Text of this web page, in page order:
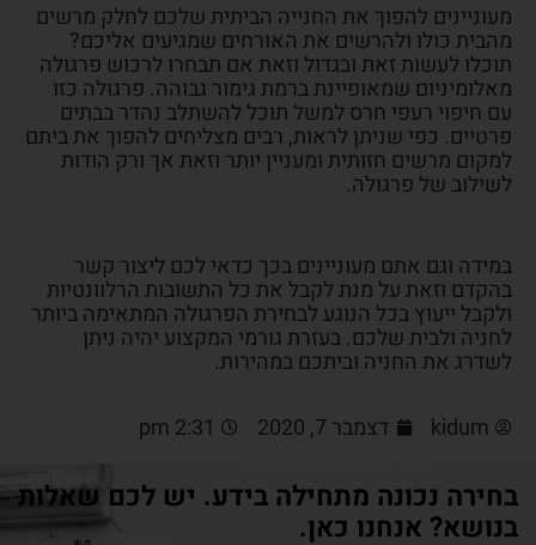
מעוניינים להפוך את החנייה הביתית שלכם לחלק מרשים
מהבית כולו ולהרשים את האורחים שמגיעים אליכם?
תוכלו לעשות זאת ובגדול וזאת אם תבחרו לרכוש פרגולה
מאלומיניום שמאופיינת ברמת גימור גבוהה. פרגולה כזו
עם חיפוי רעפי חרס למשל תוכל להשתלב נהדר בבתים
פרטיים. כפי שניתן לראות, רבים מצליחים להפוך את ביתם
למקום מרשים חזותית ומעניין יותר וזאת אך ורק הודות
לשילוב של פרגולה.
במידה וגם אתם מעוניינים בכך כדאי לכם ליצור קשר
בהקדם וזאת על מנת לקבל את כל התשובות הרלוונטיות
ולקבל ייעוץ בכל הנוגע לבחירת הפרגולה המתאימה ביותר
לחניה ולבית שלכם. בעזרת גורמי המקצוע יהיה ניתן
לשדרג את החניה וביתכם במהירות.
kidum דצמבר 7, 2020 2:31 pm
בחירה נכונה מתחילה בידע. יש לכם שאלות
בנושא? אנחנו כאן.